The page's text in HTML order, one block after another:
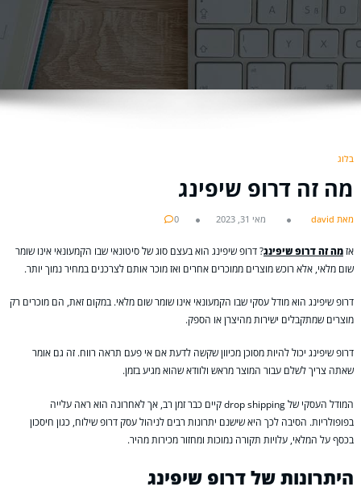
בלוג
מה זה דרופ שיפינג
מאת david מאי 31, 2023 0
אזמה זה דרופ שיפינג? דרופ שיפינג הוא בעצם סוג של סיטונאי שבו הקמעונאי אינו שומר
שום מלאי, אלא רוכש מוצרים ממוכרים אחרים ואז מוכר אותם לצרכנים במחיר נמוך יותר.
דרופ שיפינג הוא מודל עסקי שבו הקמעונאי אינו שומר שום מלאי. במקום זאת, הם מוכרים רק
מוצרים שמתקבלים ישירות מהיצרן או הספק.
דרופ שיפינג יכול להיות מסוכן מכיוון שקשה לדעת אם אי פעם תראה רווח. זה גם אומר
שאתה צריך לשלם עבור המוצר מראש ולוודא שהוא מגיע בזמן.
המודל העסקי של drop shipping קיים כבר זמן רב, אך לאחרונה הוא ראה עלייה
בפופולריות. הסיבה לכך היא שישנם יתרונות רבים לניהול עסק דרופ שילוח, כגון חיסכון
בכסף על המלאי, עלויות תקורה נמוכות ומחזור מכירות מהיר.
היתרונות של דרופ שיפינג